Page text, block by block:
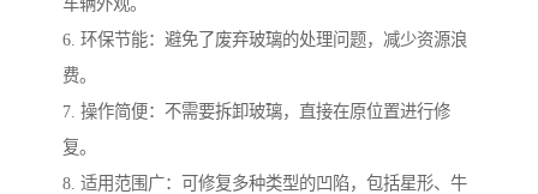
6. 环保节能：避免了废弃玻璃的处理问题，减少资源浪
费。
7. 操作简便：不需要拆卸玻璃，直接在原位置进行修
复。
8. 适用范围广：可修复多种类型的凹陷，包括星形、牛